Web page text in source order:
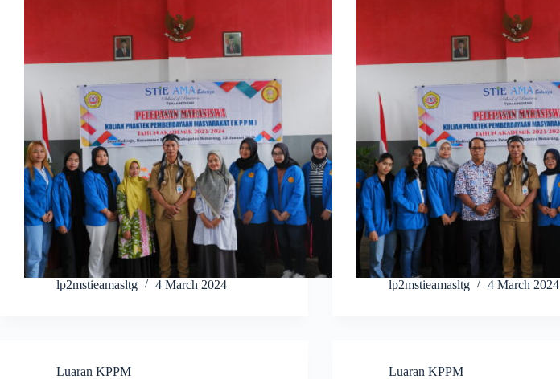
lp2mstieamasltg 4 March 2024 lp2mstieamasltg 4 March 2024
Luaran KPPM Luaran KPPM